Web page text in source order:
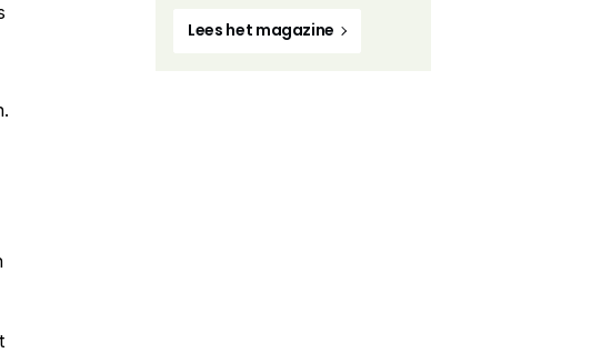
Lees het magazine